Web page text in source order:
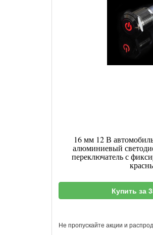
16 мм 12 В
алюминиевый
переключатель с
Купить за
Не пропускайте акции и